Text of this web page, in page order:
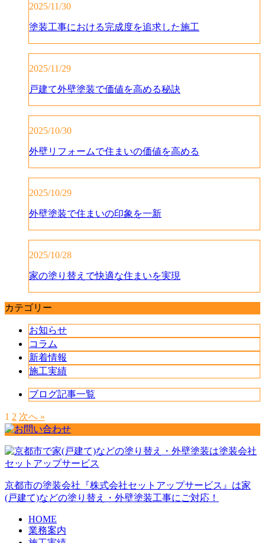
2025/11/30
塗装工事における完成度を追求した施工
2025/11/29
戸建て外壁塗装で価値を高める秘訣
2025/10/30
外壁リフォームで住まいの価値を高める
2025/10/29
外壁塗装で住まいの印象を一新
2025/10/28
家の塗り替えで快適な住まいを実現
カテゴリー
お知らせ
コラム
新着情報
施工実績
ブログ記事一覧
1 2 次へ »
京都市の塗装会社『株式会社セットアップサービス』は家
(戸建て)などの塗り替え・外壁塗装工事にご対応！
HOME
業務案内